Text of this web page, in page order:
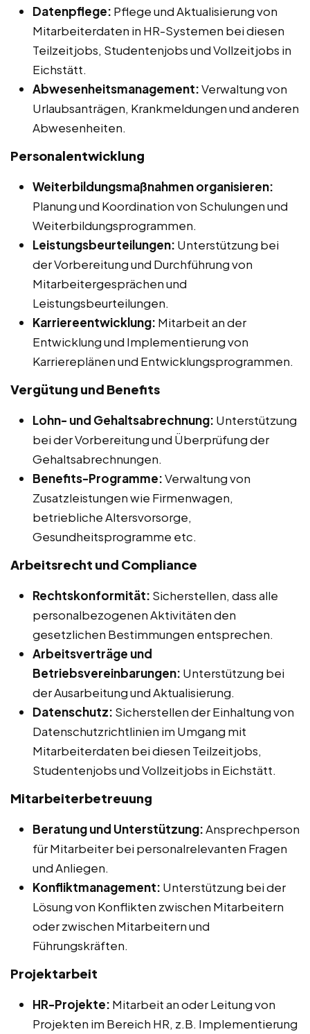
Datenpflege: Pflege und Aktualisierung von
Mitarbeiterdaten in HR-Systemen bei diesen
Teilzeitjobs, Studentenjobs und Vollzeitjobs in
Eichstätt.
Abwesenheitsmanagement:Verwaltung von
Urlaubsanträgen, Krankmeldungen und anderen
Abwesenheiten.
Personalentwicklung
Weiterbildungsmaßnahmen organisieren:
Planung und Koordination von Schulungen und
Weiterbildungsprogrammen.
Leistungsbeurteilungen: Unterstützung bei
der Vorbereitung und Durchführung von
Mitarbeitergesprächen und
Leistungsbeurteilungen.
Karriereentwicklung: Mitarbeit an der
Entwicklung und Implementierung von
Karriereplänen und Entwicklungsprogrammen.
Vergütung und Benefits
Lohn- und Gehaltsabrechnung: Unterstützung
bei der Vorbereitung und Überprüfung der
Gehaltsabrechnungen.
Benefits-Programme:Verwaltung von
Zusatzleistungen wie Firmenwagen,
betriebliche Altersvorsorge,
Gesundheitsprogramme etc.
Arbeitsrecht und Compliance
Rechtskonformität: Sicherstellen, dass alle
personalbezogenen Aktivitäten den
gesetzlichen Bestimmungen entsprechen.
Arbeitsverträge und
Betriebsvereinbarungen: Unterstützung bei
der Ausarbeitung und Aktualisierung.
Datenschutz: Sicherstellen der Einhaltung von
Datenschutzrichtlinien im Umgang mit
Mitarbeiterdaten bei diesen Teilzeitjobs,
Studentenjobs und Vollzeitjobs in Eichstätt.
Mitarbeiterbetreuung
Beratung und Unterstützung:Ansprechperson
für Mitarbeiter bei personalrelevanten Fragen
und Anliegen.
Konfliktmanagement: Unterstützung bei der
Lösung von Konflikten zwischen Mitarbeitern
oder zwischen Mitarbeitern und
Führungskräften.
Projektarbeit
HR-Projekte: Mitarbeit an oder Leitung von
Projekten im Bereich HR, z.B. Implementierung